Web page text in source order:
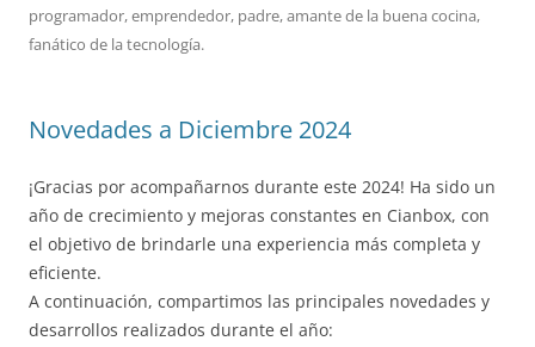
programador, emprendedor, padre, amante de la buena cocina,
fanático de la tecnología.
Novedades a Diciembre 2024
¡Gracias por acompañarnos durante este 2024! Ha sido un
año de crecimiento y mejoras constantes en Cianbox, con
el objetivo de brindarle una experiencia más completa y
eficiente.
A continuación, compartimos las principales novedades y
desarrollos realizados durante el año: